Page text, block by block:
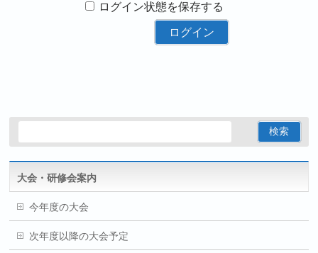
ログイン状態を保存する
大会・研修会案内
今年度の大会
次年度以降の大会予定